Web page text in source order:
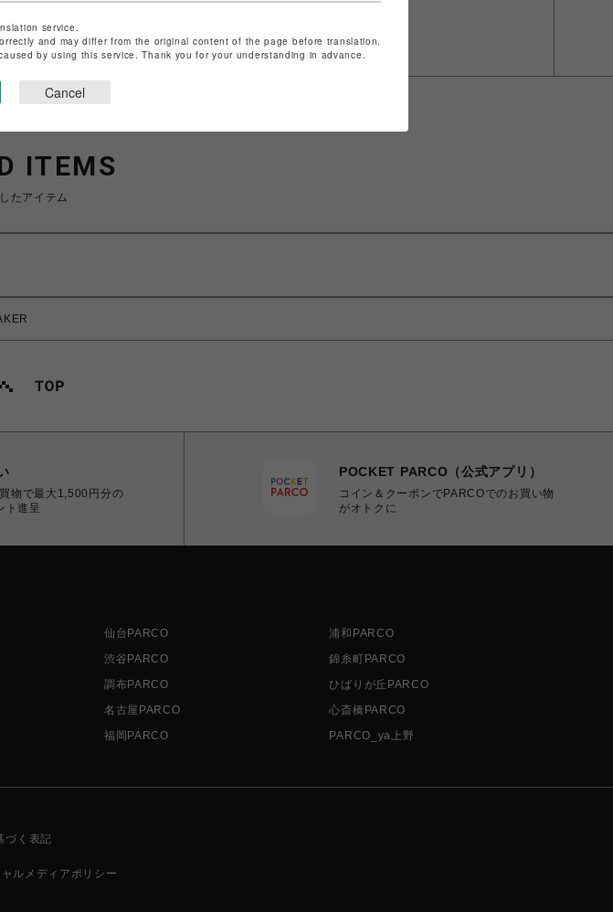
ITEMS
たアイテム
物で最大1,500円分の
ト進呈
POCKET PARCO（公式アプリ）
コイン＆クーポンでPARCOでのお買い物
がオトクに
仙台PARCO
浦和PARCO
渋谷PARCO
錦糸町PARCO
調布PARCO
ひばりが丘PARCO
名古屋PARCO
心斎橋PARCO
福岡PARCO PARCO_ya上野
づく表記
ルメディアポリシー
service.
and may differ from the original content of the page before translation.
by using this service. Thank you for your understanding in advance.
Cancel